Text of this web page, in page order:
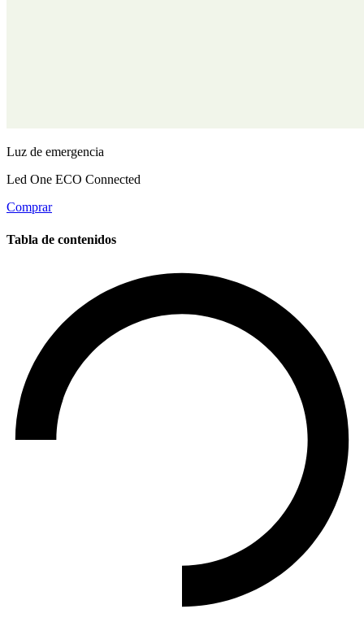
Luz de emergencia
Led One ECO Connected
Comprar
Tabla de contenidos